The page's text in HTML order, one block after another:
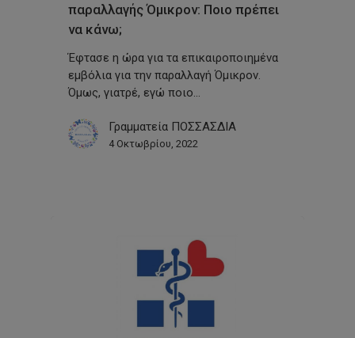
παραλλαγής Όμικρον: Ποιο πρέπει
να κάνω;
Έφτασε η ώρα για τα επικαιροποιημένα
εμβόλια για την παραλλαγή Όμικρον.
Όμως, γιατρέ, εγώ ποιο…
Γραμματεία ΠΟΣΣΑΣΔΙΑ
4 Οκτωβρίου, 2022